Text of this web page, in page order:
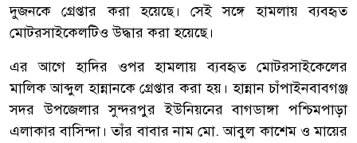
দুজনকে গ্রেপ্তার করা হয়েছে। সেই সঙ্গে হামলায় ব্যবহৃত
মোটরসাইকেলটিও উদ্ধার করা হয়েছে।
এর আগে হাদির ওপর হামলায় ব্যবহৃত মোটরসাইকেলের
মালিক আব্দুল হান্নানকে গ্রেপ্তার করা হয়। হান্নান চাঁপাইনবাবগঞ্জ
সদর উপজেলার সুন্দরপুর ইউনিয়নের বাগডাঙ্গা পশ্চিমপাড়া
এলাকার বাসিন্দা। তাঁর বাবার নাম মো. আবুল কাশেম ও মায়ের